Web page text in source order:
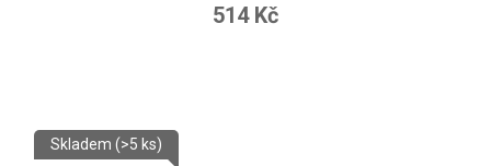
514 Kč
Skladem (>5 ks)